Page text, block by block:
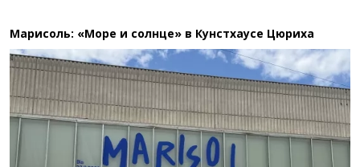
Марисоль: «Море и солнце» в Кунстхаусе Цюриха